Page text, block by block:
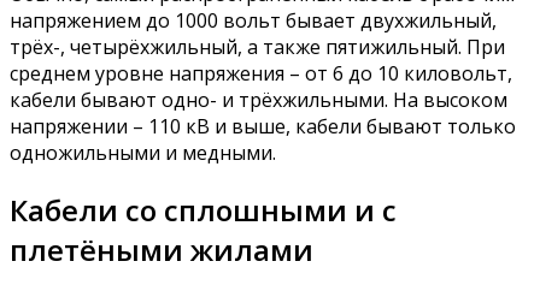
напряжением до 1000 вольт бывает двухжильный,
трёх-, четырёхжильный, а также пятижильный. При
среднем уровне напряжения – от 6 до 10 киловольт,
кабели бывают одно- и трёхжильными. На высоком
напряжении – 110 кВ и выше, кабели бывают только
одножильными и медными.
Кабели со сплошными и с
плетёными жилами